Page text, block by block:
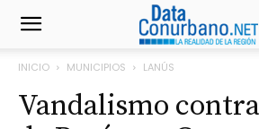
INICIO MUNICIPIOS LANÚS
Vandalismo